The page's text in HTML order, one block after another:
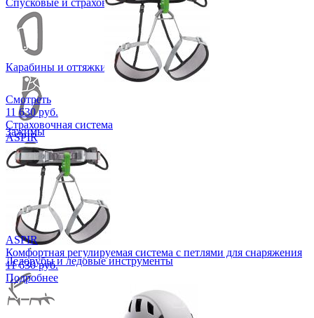
Спусковые и страховочные устройства
Карабины и оттяжки
Зажимы
Блоки, ролики
Ледорубы и ледовые инструменты
Смотреть
11 630 руб.
Страховочная система
ASPIR
ASPIR
Комфортная регулируемая система с петлями для снаряжения
11 630 руб.
Подробнее